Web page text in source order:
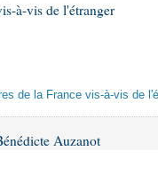
à-vis de l'étranger
de la France vis-à-vis de
Auzanot